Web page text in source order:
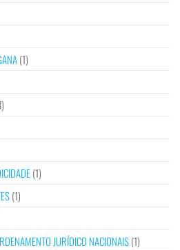
(1)
(1)
(1)
JURÍDICO NACIONAIS(1)